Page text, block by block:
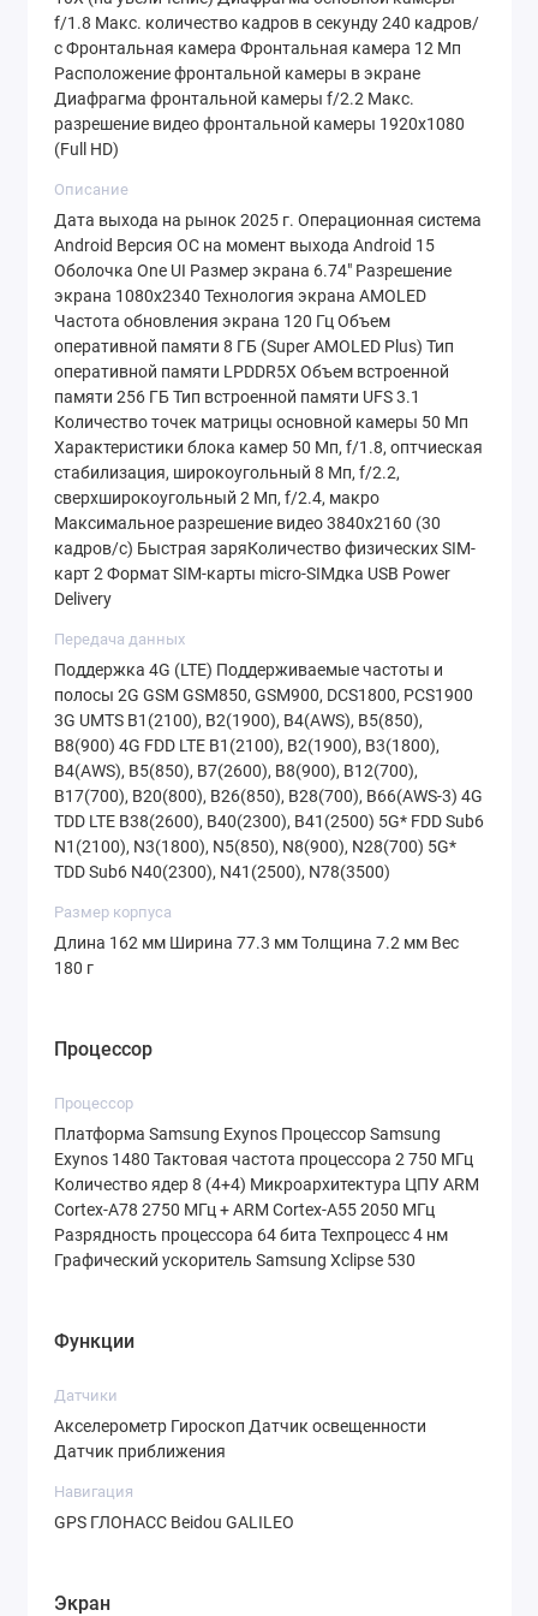
«кирпичом».
Производительность: Exynos 1480 и
быстрая память
нанометровый Samsung Exynos 1480. Это 8-
ядерный монстр с тактовой частотой до 2750
МГц. Связка из 4 ядер ARM Cortex-A78 и 4 ядер
Cortex-A55 гарантирует, что смартфон не
греется под нагрузкой и экономит заряд.
Особого внимания заслуживает связка 8 ГБ
LPDDR5X и 256 ГБ UFS 3.1. Если вы задались
целью Samsung Galaxy M56 5G 8Gb/256Gb
купить в Минске дешево , обращайте
внимание именно на версию с UFS 3.1 — это в
два раза быстрее предыдущих стандартов.
тяжелые игры, такие как Genshin Impact или
WoT, идут на средних-высоких настройках
графики без просадок FPS.
За графику отвечает Samsung Xclipse 530
совместная разработка AMD и Samsung. Это
решение поддерживает аппаратное ускорение
трассировки лучей, что для данной ценовой
категории является убийственным аргументом.
стабилизации в смартфонах до $500. Но не в
этот раз. Galaxy M56 оснащен основным
блоком камер 50 Мп + 8 Мп + 2 Мп.
Главный модуль на 50 Мп с диафрагмой
движении или в сумерках.
Сверхширокоугольный объектив на 8 Мп
пригодится для съемки архитектуры, а 2-
мегапиксельный макро-модуль создан для
творческих экспериментов.
f/1.8 Макс. количество кадров в секунду 240 кадров/
с Фронтальная камера Фронтальная камера 12 Мп
Расположение фронтальной камеры в экране
Диафрагма фронтальной камеры f/2.2 Макс.
разрешение видео фронтальной камеры 1920x1080
(Full HD)
Описание
Дата выхода на рынок 2025 г. Операционная система
Android Версия ОС на момент выхода Android 15
Оболочка One UI Размер экрана 6.74" Разрешение
экрана 1080x2340 Технология экрана AMOLED
Частота обновления экрана 120 Гц Объем
оперативной памяти 8 ГБ (Super AMOLED Plus) Тип
оперативной памяти LPDDR5X Объем встроенной
памяти 256 ГБ Тип встроенной памяти UFS 3.1
Количество точек матрицы основной камеры 50 Мп
Характеристики блока камер 50 Мп, f/1.8, оптчиеская
стабилизация, широкоугольный 8 Мп, f/2.2,
сверхширокоугольный 2 Мп, f/2.4, макро
Максимальное разрешение видео 3840x2160 (30
кадров/с) Быстрая заряКоличество физических SIM-
карт 2 Формат SIM-карты micro-SIMдка USB Power
Delivery
Передача данных
Поддержка 4G (LTE) Поддерживаемые частоты и
полосы 2G GSM GSM850, GSM900, DCS1800, PCS1900
3G UMTS B1(2100), B2(1900), B4(AWS), B5(850),
B8(900) 4G FDD LTE B1(2100), B2(1900), B3(1800),
B4(AWS), B5(850), B7(2600), B8(900), B12(700),
B17(700), B20(800), B26(850), B28(700), B66(AWS-3) 4G
TDD LTE B38(2600), B40(2300), B41(2500) 5G* FDD Sub6
N1(2100), N3(1800), N5(850), N8(900), N28(700) 5G*
TDD Sub6 N40(2300), N41(2500), N78(3500)
Размер корпуса
Длина 162 мм Ширина 77.3 мм Толщина 7.2 мм Вес
180 г
Процессор
Процессор
Платформа Samsung Exynos Процессор Samsung
Exynos 1480 Тактовая частота процессора 2 750 МГц
Количество ядер 8 (4+4) Микроархитектура ЦПУ ARM
Cortex-A78 2750 МГц + ARM Cortex-A55 2050 МГц
Разрядность процессора 64 бита Техпроцесс 4 нм
Графический ускоритель Samsung Xclipse 530
Функции
Датчики
Акселерометр Гироскоп Датчик освещенности
Датчик приближения
Навигация
GPS ГЛОНАСС Beidou GALILEO
Экран